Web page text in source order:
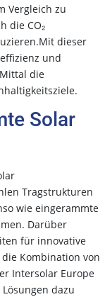
Vergleich zu
die CO₂
dieser
und
die
Solar
Tragstrukturen
wie eingerammte
Darüber
für innovative
Kombination von
Intersolar Europe
dazu